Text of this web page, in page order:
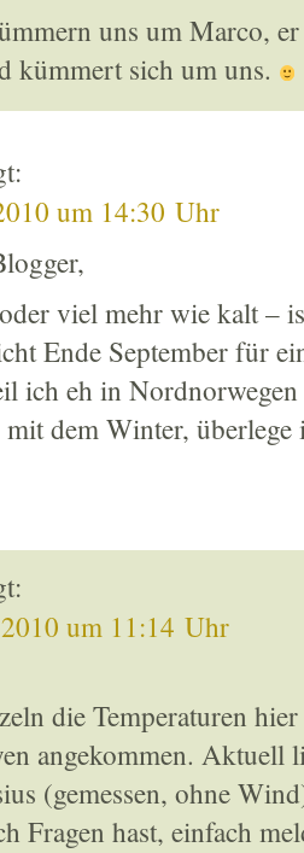
uns um Marco,
kümmert sich um uns.
um 14:30 Uhr
viel mehr wie kalt –
Ende September für
ich eh in
mit dem Winter,
um 11:14 Uhr
die Temperaturen
angekommen. Aktuell
(gemessen, ohne
Fragen hast, einfach